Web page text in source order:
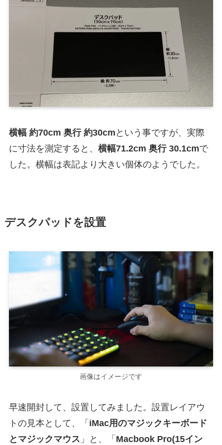
横幅 約70cm 奥行 約30cm という事ですが、実際
に寸法を測定すると、 横幅71.2cm 奥行 30.1cmで
した。横幅は表記より大きい個体のようでした。
デスクパッドを設置
画像はイメージです
早速開封して、設置してみました。設置レイアウ
トの見本として、「 iMac用のマジックキーボード
とマジックマウス 」と、「 Macbook Pro(15イン